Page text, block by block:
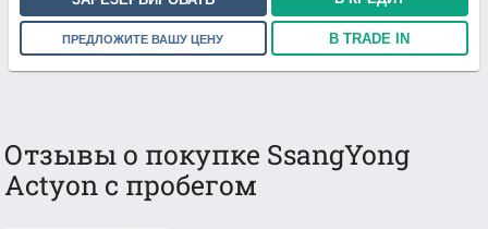
ПРЕДЛОЖИТЕ ВАШУ ЦЕНУ В TRADE IN
Отзывы о покупке SsangYong
Actyon с пробегом